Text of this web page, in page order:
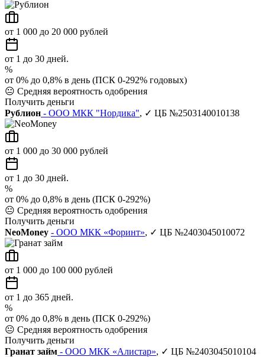
от 1 000 до 20 000 рублей
от 1 до 30 дней.
%
от 0% до 0,8% в день (ПСК 0-292% годовых)
😐 Средняя вероятность одобрения
Получить деньги
Рублион - ООО МКК "Нордика", ✓ ЦБ №2503140010138
от 1 000 до 30 000 рублей
от 1 до 30 дней.
%
от 0% до 0,8% в день (ПСК 0-292%)
😐 Средняя вероятность одобрения
Получить деньги
NeoMoney - ООО МКК «Форинт», ✓ ЦБ №2403045010072
от 1 000 до 100 000 рублей
от 1 до 365 дней.
%
от 0% до 0,8% в день (ПСК 0-292%)
😐 Средняя вероятность одобрения
Получить деньги
Гранат займ - ООО МКК «Алистар», ✓ ЦБ №2403045010104